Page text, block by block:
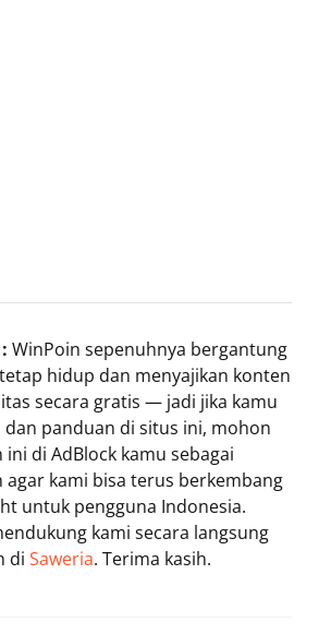
WinPoin sepenuhnya bergantung
hidup dan menyajikan konten
secara gratis — jadi jika kamu
panduan di situs ini, mohon
di AdBlock kamu sebagai
kami bisa terus berkembang
untuk pengguna Indonesia.
kami secara langsung
di Saweria. Terima kasih.